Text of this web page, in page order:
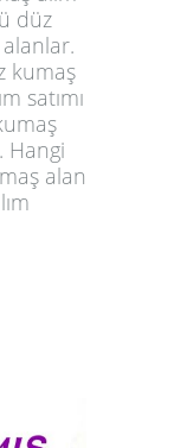
düz
kumaş
satımı
. Hangi
alan